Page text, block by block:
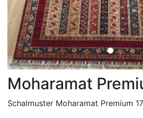
Moharamat
Schalmuster Moharamat Premium